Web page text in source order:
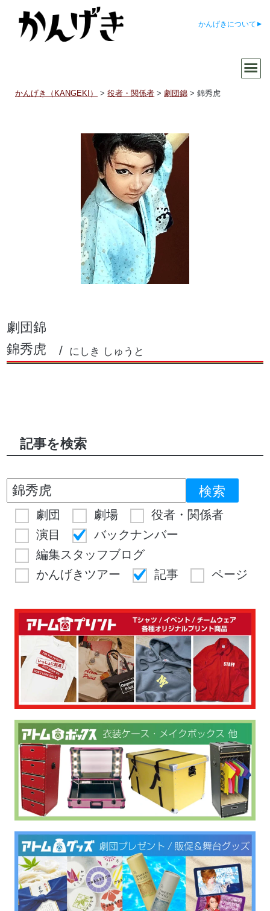
かんげきについて
かんげき（KANGEKI） >役者・関係者 >劇団錦 >錦秀虎
劇団錦
錦秀虎
にしき しゅうと
記事を検索
劇団 劇場
役者・関係者
演目
バックナンバー
編集スタッフブログ
かんげきツアー
記事 ページ